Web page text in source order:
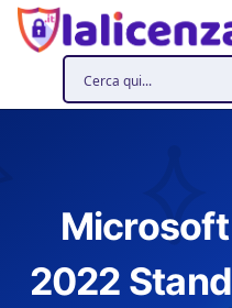
Microsoft
2022